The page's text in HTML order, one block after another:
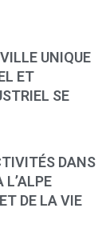
UNIQUE
ET
SE
DANS
L’ALPE
DE LA VIE